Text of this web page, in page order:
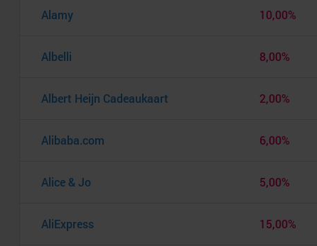
Alamy 10,00%
Albelli 8,00%
Albert Heijn Cadeaukaart 2,00%
Alibaba.com 6,00%
Alice & Jo 5,00%
AliExpress 15,00%